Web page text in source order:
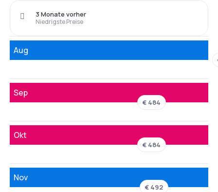
Niedrigste Preise
3 Monate vorher
Aug
Sep
€ 484
Okt
€ 484
Nov
€ 492